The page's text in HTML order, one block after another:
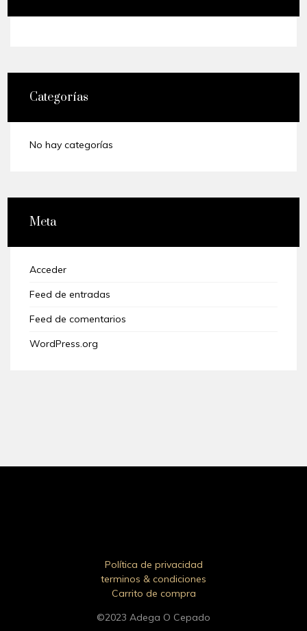
Categorías
No hay categorías
Meta
Acceder
Feed de entradas
Feed de comentarios
WordPress.org
©2023 Adega O Cepado
Política de privacidad
terminos & condiciones
Carrito de compra